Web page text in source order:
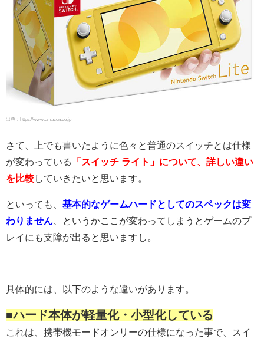
出典：https://www.amazon.co.jp
さて、上でも書いたように色々と普通のスイッチとは仕様
が変わっている
「スイッチ ライト」について、詳しい違い
を比較していきたいと思います。
といっても、 基本的なゲームハードとしてのスペックは変
わりません 、というかここが変わってしまうとゲームのプ
レイにも支障が出ると思いますし。
具体的には、以下のような違いがあります。
■ハード本体が軽量化・小型化している
これは、携帯機モードオンリーの仕様になった事で、スイ